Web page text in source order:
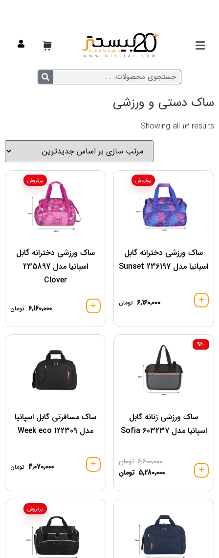
مسافرتی/ساک مسافرتی / ساک دستی و ورزشی
ساک دستی و ورزشی
Showing all 13 results
ساک ورزشی دخترانه گابل
اسپانیا مدل 236197 Sunset
6,160,000 تومان
پرفروش
ساک ورزشی دخترانه گابل
اسپانیا مدل 235897
Clover
6,160,000 تومان
پرفروش
ساک ورزشی زنانه گابل
اسپانیا مدل 603237 Sofia
%20
6,600,000 تومان
5,280,000 تومان
ساک مسافرتی گابل اسپانیا
مدل 122309 Week eco
4,070,000 تومان
پرفروش